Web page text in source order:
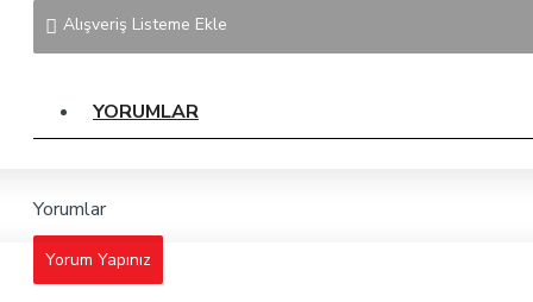
Alışveriş Listeme Ekle
YORUMLAR
Yorumlar
Yorum Yapınız